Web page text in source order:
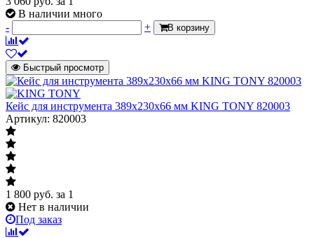
В наличии много
-
+ В корзину
Быстрый просмотр
Кейс для инструмента 389х230х66 мм KING TONY 820003
Артикул: 820003
1 800 руб. за 1
Нет в наличии
Под заказ